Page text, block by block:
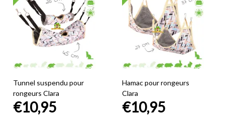
Tunnel suspendu pour
rongeurs Clara
€10,95
Hamac pour rongeurs
Clara
€10,95